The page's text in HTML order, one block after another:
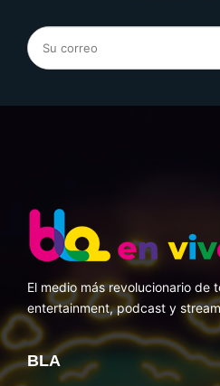
El medio más revolucionario de
entertainment, podcast y
BLA